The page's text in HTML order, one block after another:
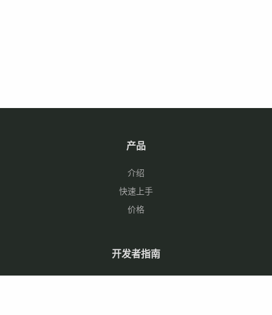
产品
介绍
快速上手
价格
开发者指南